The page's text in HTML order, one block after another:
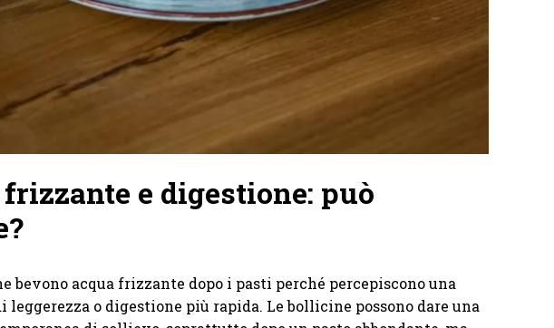
e digestione: può
bevono acqua frizzante dopo i pasti perché percepiscono una
leggerezza o digestione più rapida. Le bollicine possono dare una